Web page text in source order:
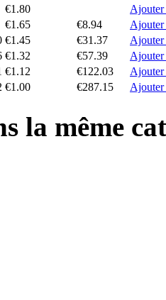
€1.80
Ajouter
€1.65 €8.94
Ajouter
€1.45 €31.37
Ajouter
€1.32 €57.39
Ajouter
€1.12 €122.03
Ajouter
€1.00 €287.15 Ajouter
la même